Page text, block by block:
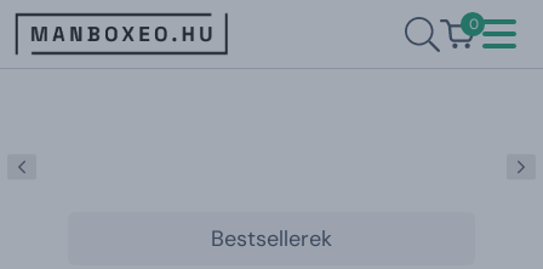
0
Bestsellerek